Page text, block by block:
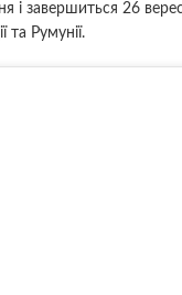
і завершиться 26
та Румунії.